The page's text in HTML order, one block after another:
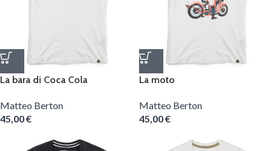
La bara di Coca Cola
Matteo Berton
45,00€
La moto
Matteo Berton
45,00€